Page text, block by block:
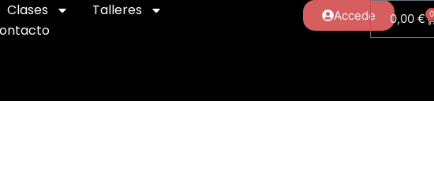
Clases
Talleres
Accede 0,00€ 0